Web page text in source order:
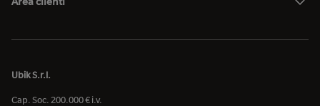
Ubik S.r.l.
Cap. Soc. 200.000 € i.v.